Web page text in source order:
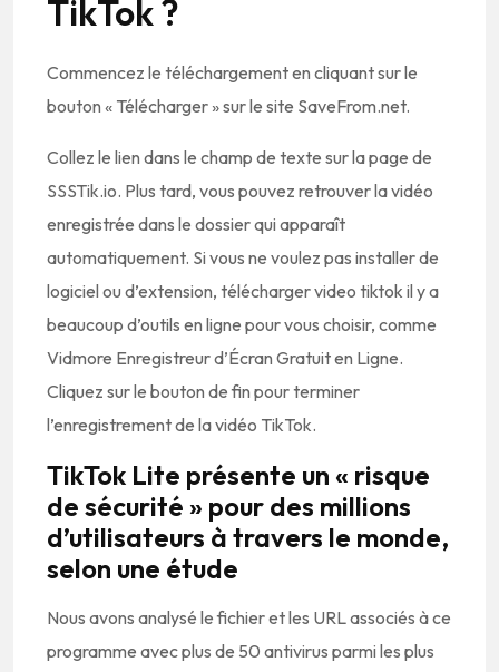
TikTok ?
Commencez le téléchargement en cliquant sur le
bouton « Télécharger » sur le site SaveFrom.net.
Collez le lien dans le champ de texte sur la page de
SSSTik.io. Plus tard, vous pouvez retrouver la vidéo
enregistrée dans le dossier qui apparaît
automatiquement. Si vous ne voulez pas installer de
logiciel ou d’extension, télécharger video tiktok il y a
beaucoup d’outils en ligne pour vous choisir, comme
Vidmore Enregistreur d’Écran Gratuit en Ligne.
Cliquez sur le bouton de fin pour terminer
l’enregistrement de la vidéo TikTok.
TikTok Lite présente un « risque
de sécurité » pour des millions
d’utilisateurs à travers le monde,
selon une étude
Nous avons analysé le fichier et les URL associés à ce
programme avec plus de 50 antivirus parmi les plus